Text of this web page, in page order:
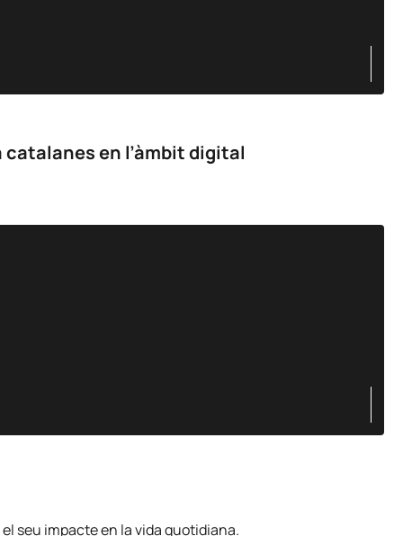
en l’àmbit digital
seu impacte en la vida quotidiana.